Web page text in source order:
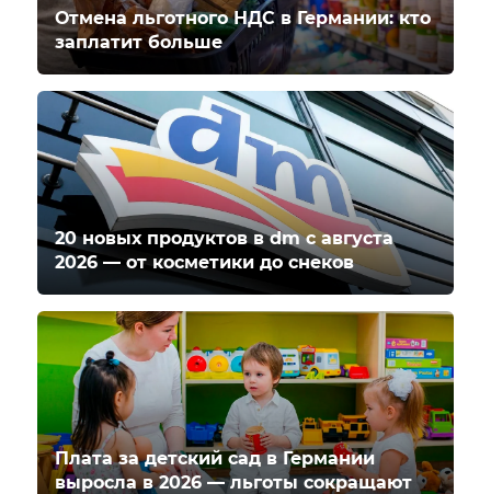
Отмена льготного НДС в Германии: кто
заплатит больше
20 новых продуктов в dm с августа
2026 — от косметики до снеков
Плата за детский сад в Германии
выросла в 2026 — льготы сокращают